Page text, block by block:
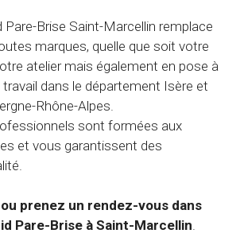
Brise Saint-Marcellin remplace
marques, quelle que soit votre
atelier mais également en pose à
dans le département Isère et
Rhône-Alpes.
sont formées aux
et vous garantissent des
prenez un rendez-vous dans
Pare-Brise à Saint-Marcellin.